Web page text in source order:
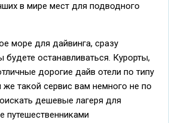
в мире мест для подводного
море для дайвинга, сразу
будете останавливаться. Курорты,
дорогие дайв отели по типу
такой сервис вам немного не по
дешевые лагеря для
путешественниками